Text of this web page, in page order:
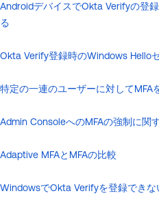
AndroidデバイスでOkta Verifyの登
る
Okta Verify登録時のWindows Hello
特定の一連のユーザーに対してMFA
Admin ConsoleへのMFAの強制に関
Adaptive MFAとMFAの比較
WindowsでOkta Verifyを登録でき